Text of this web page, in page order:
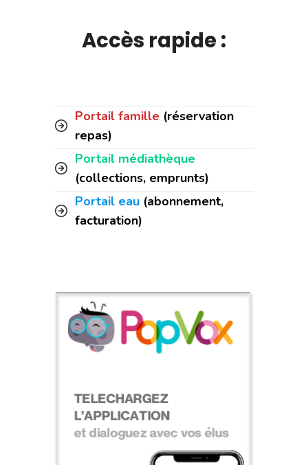
Accès rapide :
Portail famille (réservation
repas)
Portail médiathèque
(collections, emprunts)
Portail eau (abonnement,
facturation)